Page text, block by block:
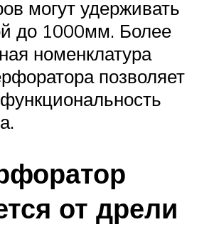
могут удерживать
до 1000мм. Более
номенклатура
позволяет
от дрели